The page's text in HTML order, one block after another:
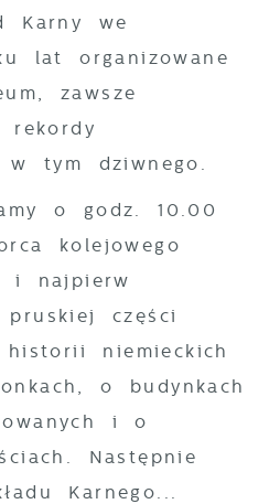
Karny we
lat organizowane
zawsze
rekordy
w tym dziwnego.
o godz. 10.00
kolejowego
i najpierw
części
niemieckich
o budynkach
i o
Następnie
Karnego...
dostawców usług.